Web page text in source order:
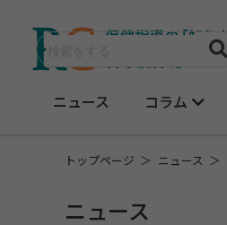
ニュース コラム
トップページ ニュース
ニュース